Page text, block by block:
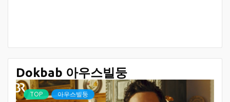
Dokbab 아우스빌둥
TOP 아우스빌둥